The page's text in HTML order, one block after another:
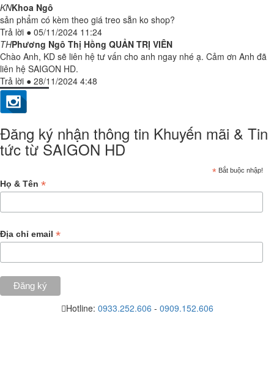
KNKhoa Ngô
sản phẩm có kèm theo giá treo sẵn ko shop?
Trả lời ● 05/11/2024 11:24
THPhương Ngô Thị Hồng QUẢN TRỊ VIÊN
Chào Anh, KD sẽ liên hệ tư vấn cho anh ngay nhé ạ. Cảm ơn Anh đã
liên hệ SAIGON HD.
Trả lời ● 28/11/2024 4:48
Đăng ký nhận thông tin Khuyến mãi & Tin
tức từ SAIGON HD
* Bắt buộc nhập!
Họ & Tên *
Địa chỉ email *
Hotline: 0933.252.606 - 0909.152.606